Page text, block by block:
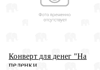
Конверт для денег "На
пеленки...